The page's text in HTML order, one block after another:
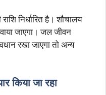
निर्धारित है। शौचालय
जाएगा। जल जीवन
रखा जाएगा तो अन्य
किया जा रहा